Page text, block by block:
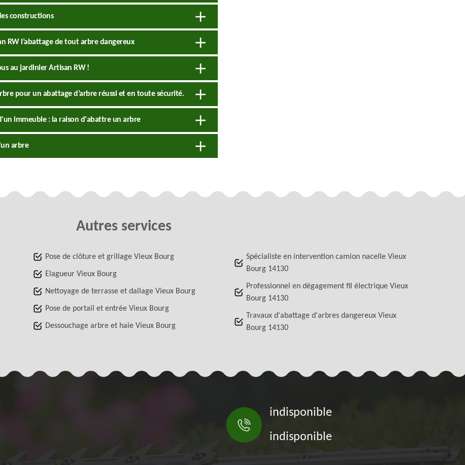
constructions
RW l’abattage de tout arbre dangereux
au jardinier Artisan RW !
pour un abattage d’arbre réussi et en toute sécurité.
immeuble : la raison d'abattre un arbre
arbre
Autres services
Pose de clôture et grillage Vieux Bourg
Elagueur Vieux Bourg
Nettoyage de terrasse et dallage Vieux Bourg
Pose de portail et entrée Vieux Bourg
Dessouchage arbre et haie Vieux Bourg
Spécialiste en intervention camion nacelle Vieux
Bourg 14130
Professionnel en dégagement fil électrique Vieux
Bourg 14130
Travaux d'abattage d'arbres dangereux Vieux
Bourg 14130
indisponible
indisponible